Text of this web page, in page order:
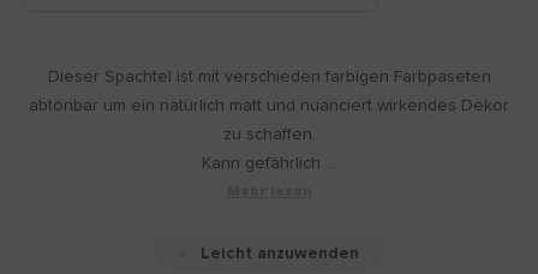
Dieser Spachtel ist mit verschieden farbigen Farbpaseten
abtönbar um ein natürlich matt und nuanciert wirkendes Dekor
zu schaffen.
Kann gefährlich ...
Leicht anzuwenden